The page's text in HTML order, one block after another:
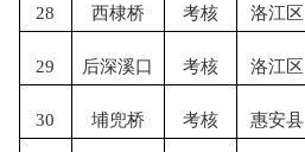
28 西棣桥 考核 洛江区
29 后深溪口 考核 洛江区
30 埔兜桥 考核 惠安县